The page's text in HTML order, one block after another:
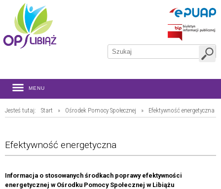
MENU
Jesteś tutaj: Start » Ośrodek Pomocy Społecznej » Efektywność energetyczna
Efektywność energetyczna
Informacja o stosowanych środkach poprawy efektywności
energetycznej w Ośrodku Pomocy Społecznej w Libiążu